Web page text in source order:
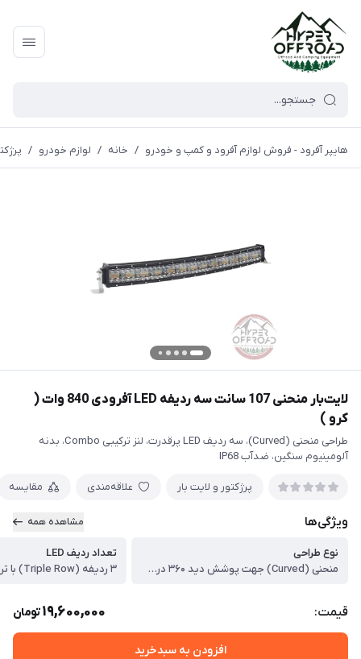
هایپر آفرود - فروش لوازم آفرود و کمپ و خودرو / خانه / لوازم خودرو /
لایت‌بار منحنی 107 سانت سه ردیفه LED آفرودی 840 وات (
کرو )
طراحی منحنی (Curved)، سه ردیف LED پرقدرت، لنز ترکیبی Combo، بدنه
آلومینیوم سنگین، ضدآب IP68
پرژکتور و لایت بار علاقه‌مندی مقایسه
ویژگی‌ها مشاهده همه
نوع طراحی
منحنی (Curved) جهت پوشش دید ۳۶۰ درجه
تعداد ردیف LED
۳ ردیفه (Triple Row) با تراکم نوری فوق‌بالا
قیمت: 19,600,000تومان
افزودن به سبدخرید